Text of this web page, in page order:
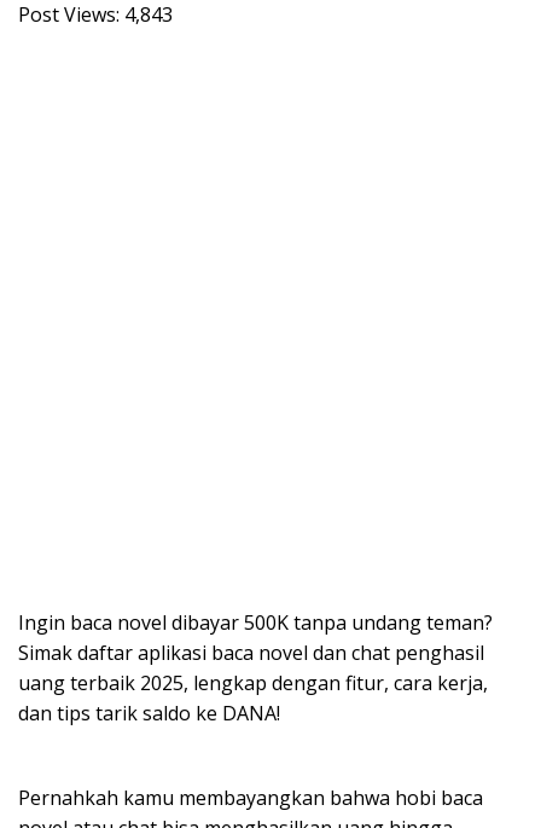
Post Views: 4,843
Ingin baca novel dibayar 500K tanpa undang teman?
Simak daftar aplikasi baca novel dan chat penghasil
uang terbaik 2025, lengkap dengan fitur, cara kerja,
dan tips tarik saldo ke DANA!
Pernahkah kamu membayangkan bahwa hobi baca